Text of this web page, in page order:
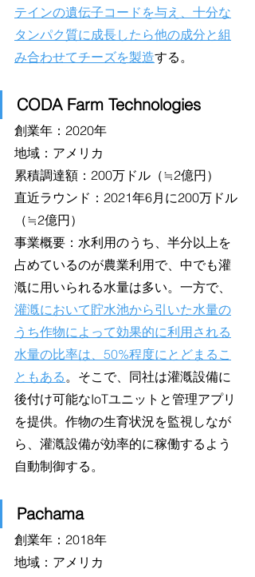
テインの遺伝子コードを与え、十分な
タンパク質に成長したら他の成分と組
み合わせてチーズを製造する。
CODA Farm Technologies
創業年：2020年
地域：アメリカ
累積調達額：200万ドル（≒2億円）
直近ラウンド：2021年6月に200万ドル
（≒2億円）
事業概要：水利用のうち、半分以上を
占めているのが農業利用で、中でも灌
漑に用いられる水量は多い。一方で、
灌漑において貯水池から引いた水量の
うち作物によって効果的に利用される
水量の比率は、50%程度にとどまるこ
ともある。そこで、同社は灌漑設備に
後付け可能なIoTユニットと管理アプリ
を提供。作物の生育状況を監視しなが
ら、灌漑設備が効率的に稼働するよう
自動制御する。
Pachama
創業年：2018年
地域：アメリカ